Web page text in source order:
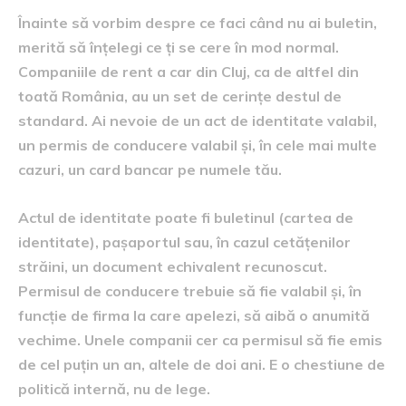
Înainte să vorbim despre ce faci când nu ai buletin,
merită să înțelegi ce ți se cere în mod normal.
Companiile de rent a car din Cluj, ca de altfel din
toată România, au un set de cerințe destul de
standard. Ai nevoie de un act de identitate valabil,
un permis de conducere valabil și, în cele mai multe
cazuri, un card bancar pe numele tău.
Actul de identitate poate fi buletinul (cartea de
identitate), pașaportul sau, în cazul cetățenilor
străini, un document echivalent recunoscut.
Permisul de conducere trebuie să fie valabil și, în
funcție de firma la care apelezi, să aibă o anumită
vechime. Unele companii cer ca permisul să fie emis
de cel puțin un an, altele de doi ani. E o chestiune de
politică internă, nu de lege.